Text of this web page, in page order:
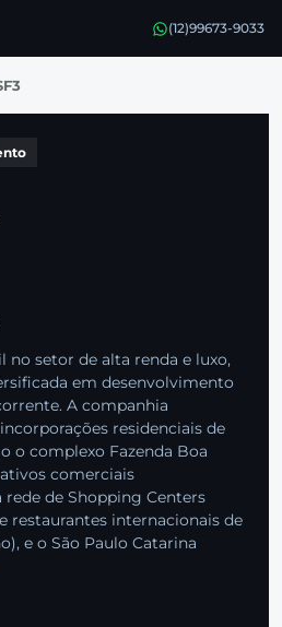
(12)99673-9033
no setor de alta renda e luxo,
em desenvolvimento
A companhia
residenciais de
o complexo Fazenda Boa
comerciais
de Shopping Centers
restaurantes internacionais de
e o São Paulo Catarina